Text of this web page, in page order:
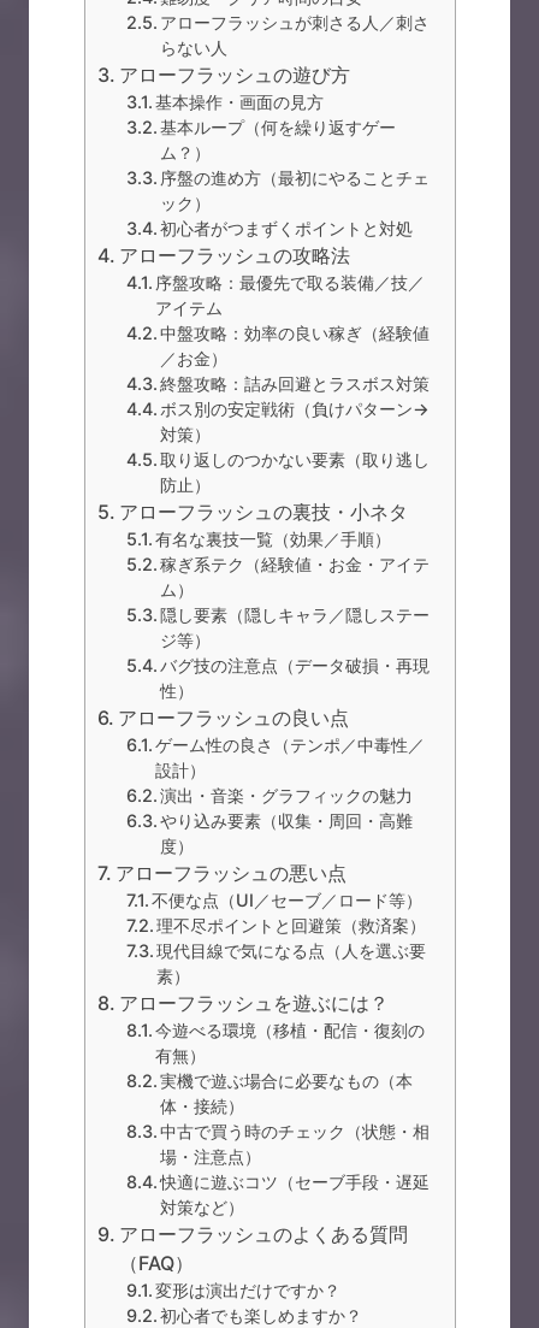
アローフラッシュが刺さる人／刺さ
らない人
アローフラッシュの遊び方
基本操作・画面の見方
基本ループ（何を繰り返すゲー
ム？）
序盤の進め方（最初にやることチェ
ック）
初心者がつまずくポイントと対処
アローフラッシュの攻略法
序盤攻略：最優先で取る装備／技／
アイテム
中盤攻略：効率の良い稼ぎ（経験値
／お金）
終盤攻略：詰み回避とラスボス対策
ボス別の安定戦術（負けパターン→
対策）
取り返しのつかない要素（取り逃し
防止）
アローフラッシュの裏技・小ネタ
有名な裏技一覧（効果／手順）
稼ぎ系テク（経験値・お金・アイテ
ム）
隠し要素（隠しキャラ／隠しステー
ジ等）
バグ技の注意点（データ破損・再現
性）
アローフラッシュの良い点
ゲーム性の良さ（テンポ／中毒性／
設計）
演出・音楽・グラフィックの魅力
やり込み要素（収集・周回・高難
度）
アローフラッシュの悪い点
不便な点（UI／セーブ／ロード等）
理不尽ポイントと回避策（救済案）
現代目線で気になる点（人を選ぶ要
素）
アローフラッシュを遊ぶには？
今遊べる環境（移植・配信・復刻の
有無）
実機で遊ぶ場合に必要なもの（本
体・接続）
中古で買う時のチェック（状態・相
場・注意点）
快適に遊ぶコツ（セーブ手段・遅延
対策など）
アローフラッシュのよくある質問
（FAQ）
変形は演出だけですか？
初心者でも楽しめますか？